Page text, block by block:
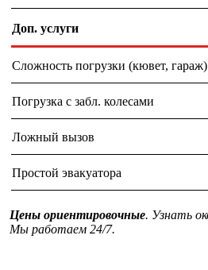
Доп. услуги
Сложность погрузки (кювет, гараж)
Погрузка с забл. колесами
Ложный вызов
Простой эвакуатора
Цены ориентировочные. Узнать
Мы работаем 24/7.